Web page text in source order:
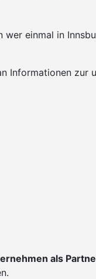
einmal in
Informationen zur
als